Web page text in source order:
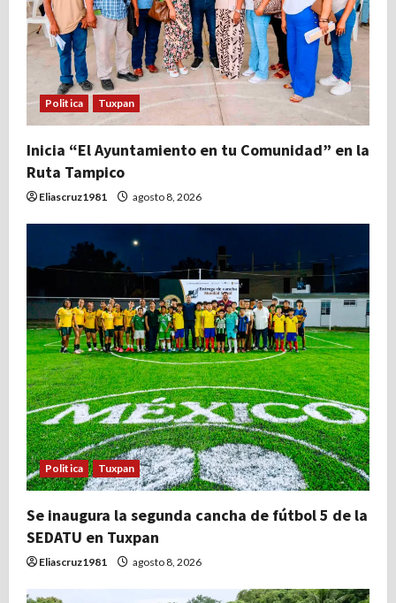
Politica Tuxpan
Inicia “El Ayuntamiento en tu Comunidad” en la
Ruta Tampico
Eliascruz1981 agosto 8, 2026
Politica Tuxpan
Se inaugura la segunda cancha de fútbol 5 de la
SEDATU en Tuxpan
Eliascruz1981 agosto 8, 2026